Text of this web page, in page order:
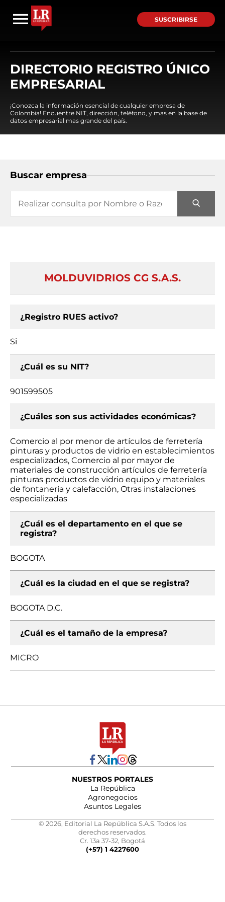
SUSCRIBIRSE
DIRECTORIO REGISTRO ÚNICO
EMPRESARIAL
¡Conozca la información esencial de cualquier empresa de
Colombia! Encuentre NIT, dirección, teléfono, y mas en la base de
datos empresarial mas grande del país.
Buscar empresa
MOLDUVIDRIOS CG S.A.S.
¿Registro RUES activo?
Si
¿Cuál es su NIT?
901599505
¿Cuáles son sus actividades económicas?
Comercio al por menor de artículos de ferretería
pinturas y productos de vidrio en establecimientos
especializados, Comercio al por mayor de
materiales de construcción artículos de ferretería
pinturas productos de vidrio equipo y materiales
de fontanería y calefacción, Otras instalaciones
especializadas
¿Cuál es el departamento en el que se
registra?
BOGOTA
¿Cuál es la ciudad en el que se registra?
BOGOTA D.C.
¿Cuál es el tamaño de la empresa?
MICRO
NUESTROS PORTALES
La República
Agronegocios
Asuntos Legales
© 2026, Editorial La República S.A.S. Todos los
derechos reservados.
Cr. 13a 37-32, Bogotá
(+57) 1 4227600